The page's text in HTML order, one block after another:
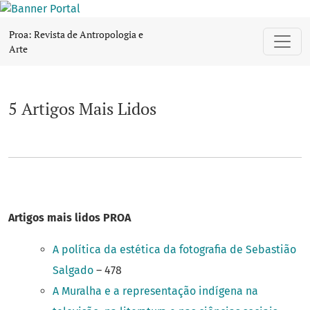
5 Artigos Mais Lidos
Proa: Revista de Antropologia e
Arte
5 Artigos Mais Lidos
Artigos mais lidos PROA
A política da estética da fotografia de Sebastião
Salgado – 478
A Muralha e a representação indígena na